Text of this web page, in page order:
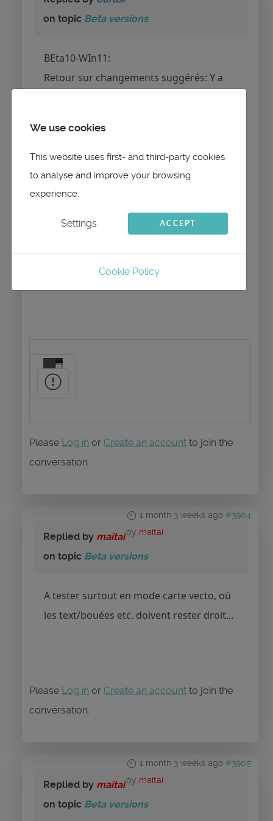
on topic Beta versions
BEta10-WIn11:
Retour sur changements suggérés: Y a
tout est ok. (voir-ci-joint)
Pour le reste (éclairage et nouveau
bouton), tout semble ok.
En tout cas merci, déjà pour la validation
des suggestions, mais aussi pour la
rapidité.
Please Log in or Create an account to join the
conversation.
1 month 3 weeks ago #3904
by maitai
Replied by maitai
on topic Beta versions
A tester surtout en mode carte vecto, où
les text/bouées etc. doivent rester droit...
Please Log in or Create an account to join the
conversation.
1 month 3 weeks ago #3905
by maitai
Replied by maitai
on topic Beta versions
We use cookies
This website uses first- and third-party cookies
to analyse and improve your browsing
experience.
Settings ACCEPT
Cookie Policy